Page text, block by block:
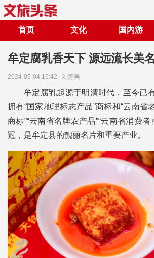
首页 文化 国内游
牟定腐乳香天下 源远流长美
2024-05-04 16:42 刘芳美
牟定腐乳起源于明清时代，至今已
拥有“国家地理标志产品”商标和“云南省
商标”“云南省名牌农产品”“云南省消费
冠，是牟定县的靓丽名片和重要产业。